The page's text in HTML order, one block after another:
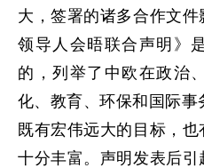
大，签署的诸多合作文
领导人会晤联合声明》
的，列举了中欧在政治
化、教育、环保和国际事
既有宏伟远大的目标，
十分丰富。声明发表后引